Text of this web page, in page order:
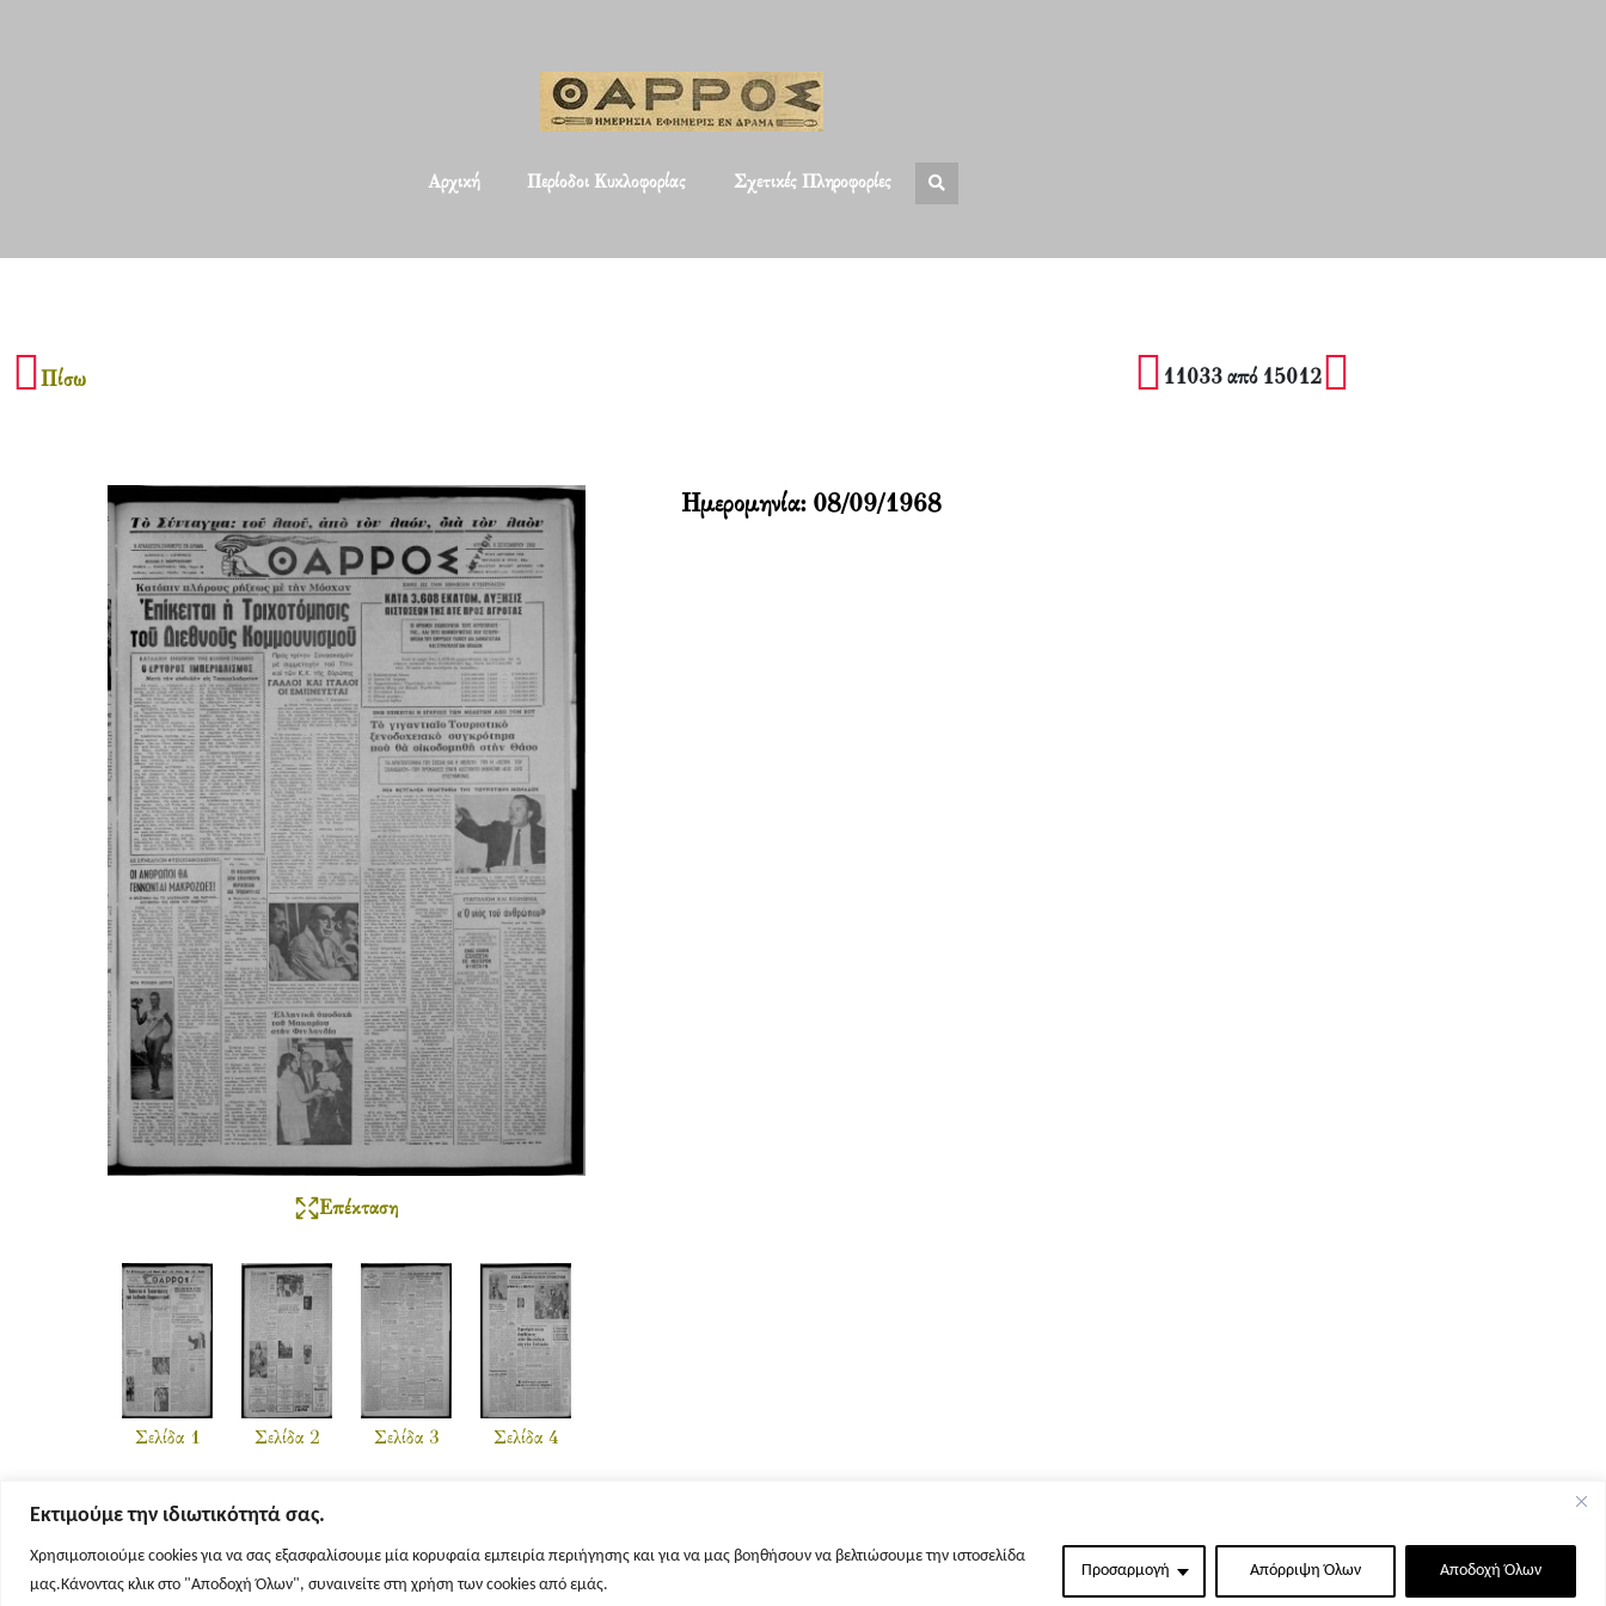
Εκτιμούμε την ιδιωτικότητά σας.
Χρησιμοποιούμε cookies για να σας εξασφαλίσουμε μία κορυφαία εμπειρία περιήγησης και για να μας βοηθήσουν να βελτιώσουμε την ιστοσελίδα
μας.Κάνοντας κλικ στο "Αποδοχή Όλων", συναινείτε στη χρήση των cookies από εμάς.
Προσαρμογή Απόρριψη Όλων Αποδοχή Όλων
Αρχική Περίοδοι Κυκλοφορίας Σχετικές Πληροφορίες
Πίσω 11033 από 15012
Επέκταση
Σελίδα 1 Σελίδα 2 Σελίδα 3 Σελίδα 4
Ημερομηνία: 08/09/1968